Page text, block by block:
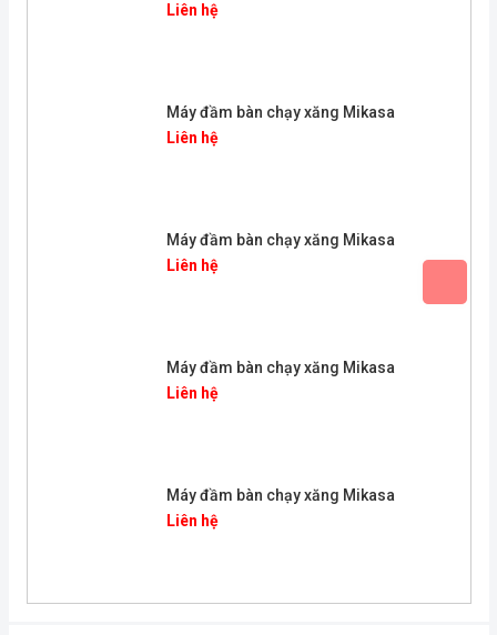
Liên hệ
Máy đầm bàn chạy xăng Mikasa
Liên hệ
Máy đầm bàn chạy xăng Mikasa
Liên hệ
Máy đầm bàn chạy xăng Mikasa
Liên hệ
Máy đầm bàn chạy xăng Mikasa
Liên hệ